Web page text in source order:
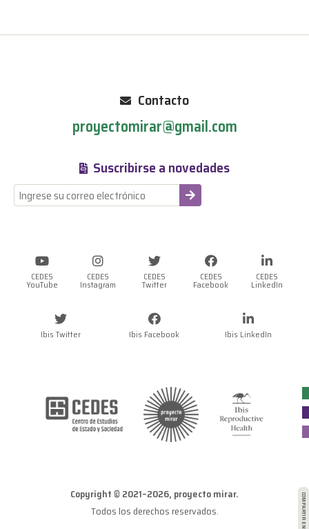
Contacto
proyectomirar@gmail.com
Suscribirse a novedades
-
CEDES
YouTube
CEDES
Instagram
CEDES
Twitter
CEDES
Facebook
CEDES
LinkedIn
Ibis Twitter Ibis Facebook Ibis LinkedIn
Copyright © 2021–2026, proyecto mirar.
Todos los derechos reservados.
COMPARTIR EN